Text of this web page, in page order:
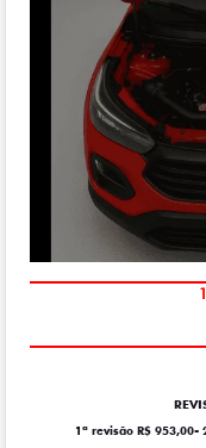
1ª revisão R$ 953,00-